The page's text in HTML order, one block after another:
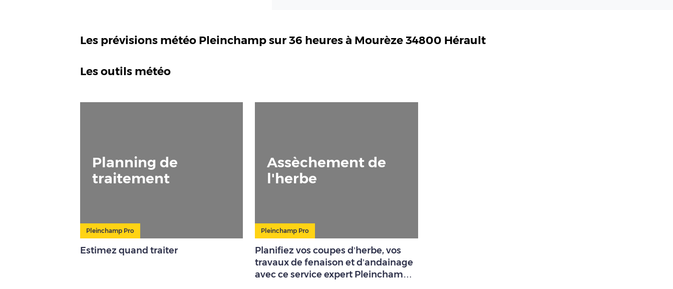
Les prévisions météo Pleinchamp sur 36 heures à Mourèze 34800 Hérault
Les outils météo
Planning de
traitement
Pleinchamp Pro
Estimez quand traiter
Assèchement de
l'herbe
Pleinchamp Pro
Planifiez vos coupes d’herbe, vos
travaux de fenaison et d’andainage
avec ce service expert Pleinchamp